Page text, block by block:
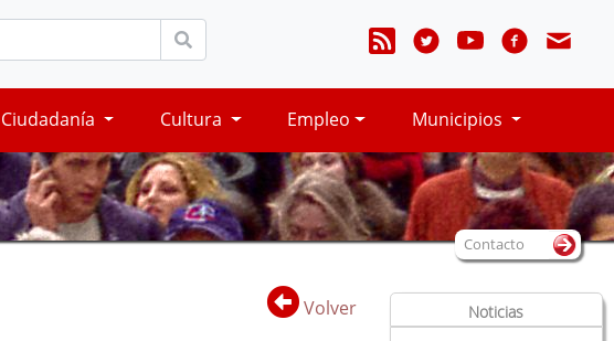
Ciudadanía Cultura Empleo Municipios
Volver
Contacto
Noticias